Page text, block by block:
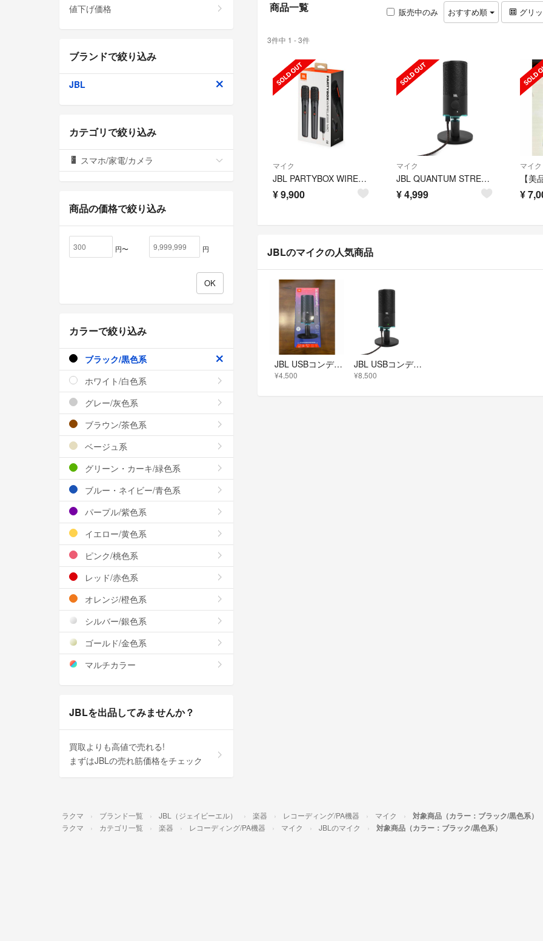
商品一覧 販売中のみ おすすめ順 グリ
3件中 1 - 3件
マイク
JBL PARTYBOX WIRELESS MIC 2本セット
¥9,900
マイク
JBL QUANTUM STREAM USBスタンドアロン デュアルコンデンサー
¥4,999
マイク
¥
JBLのマイクの人気商品
JBL USBコンデンサーマイク QUANTUM STREAM
¥4,500
JBL USBコンデンサーマイク QUANTUM STREAM
¥8,500
値下げ価格
ブランドで絞り込み
JBL
カテゴリで絞り込み
スマホ/家電/カメラ
商品の価格で絞り込み
円〜 円
カラーで絞り込み
ブラック/黒色系
ホワイト/白色系
グレー/灰色系
ブラウン/茶色系
ベージュ系
グリーン・カーキ/緑色系
ブルー・ネイビー/青色系
パープル/紫色系
イエロー/黄色系
ピンク/桃色系
レッド/赤色系
オレンジ/橙色系
シルバー/銀色系
ゴールド/金色系
マルチカラー
JBLを出品してみませんか？
買取よりも高値で売れる!
まずはJBLの売れ筋価格をチェック
ラクマ ブランド一覧 JBL（ジェイビーエル） 楽器 レコーディング/PA機器 マイク 対象商品（カラー：ブラック/黒色系）
ラクマ カテゴリ一覧 楽器 レコーディング/PA機器 マイク JBLのマイク 対象商品（カラー：ブラック/黒色系）